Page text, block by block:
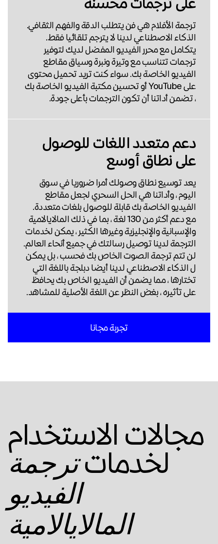
ترجمة الأفلام هي فن يتطلب الدقة والفهم الثقافي.
الذكاء الاصطناعي لدينا لا يترجم تلقائيا فقط.
يتكامل مع محرر الفيديو المفضل لديك لتوفير
ترجمات تتناسب مع وتيرة ونبرة وسياق مقاطع
الفيديو الخاصة بك. سواء كنت تريد تحميل محتوى
على YouTube أو تحسين مكتبة الفيديو الخاصة بك
، تضمن أداتنا أن تكون الترجمات بأعلى جودة.
دعم متعدد اللغات للوصول
على نطاق أوسع
يعد توسيع نطاق وصولك أمرا ضروريا في سوق
اليوم ، وأداتنا هي الحل السحري لجعل مقاطع
الفيديو الخاصة بك قابلة للوصول بلغات متعددة.
مع دعم أكثر من 130 لغة ، بما في ذلك المالايالامية
والإسبانية والإنجليزية وغيرها الكثير ، يمكن لخدمات
الترجمة لدينا توصيل رسالتك في جميع أنحاء العالم.
لن تتم ترجمة الصوت الخاص بك فحسب ، بل يمكن
ل الذكاء الاصطناعي لدينا أيضا دبلجة باللغة التي
تختارها ، مما يضمن أن الفيديو الخاص بك يحافظ
على تأثيره ، بغض النظر عن اللغة الأصلية للمشاهد.
تجربة مجانا
مجالات الاستخدام
لخدماتترجمة
الفيديو
المالايالامية